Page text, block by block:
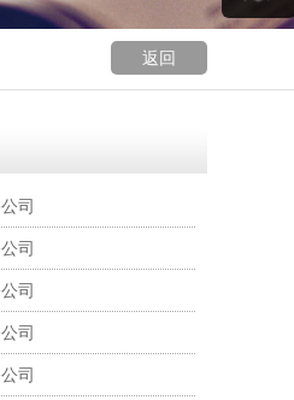
返回
司
司
司
司
司